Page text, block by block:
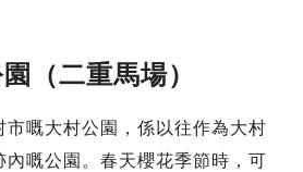
（二重馬場）
市嘅大村公園，係以往作為大村
內嘅公園。春天櫻花季節時，可